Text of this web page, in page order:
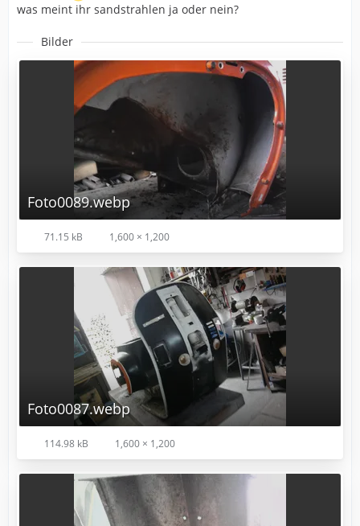
was meint ihr sandstrahlen ja oder nein?
Bilder
Foto0089.webp
71.15 kB 1,600 × 1,200
Foto0087.webp
114.98 kB 1,600 × 1,200